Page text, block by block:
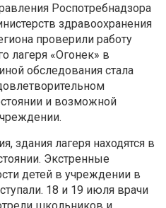
Роспотребнадзора
здравоохранения
проверили работу
лагеря «Огонек» в
обследования стала
и возможной
здания лагеря находятся в
Экстренные
детей в учреждении в
18 и 19 июля врачи